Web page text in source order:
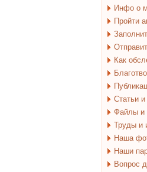
Инфо о
Пройти
Как
Статьи
Файлы и
Труды и
Наша
Наши
Вопрос